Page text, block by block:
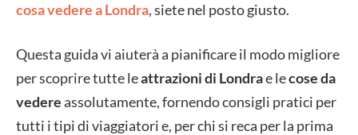
cosa vedere a Londra, siete nel posto giusto.
Questa guida vi aiuterà a pianificare il modo migliore
per scoprire tutte leattrazioni di Londrae lecose da
vedereassolutamente, fornendo consigli pratici per
tutti i tipi di viaggiatori e, per chi si reca per la prima